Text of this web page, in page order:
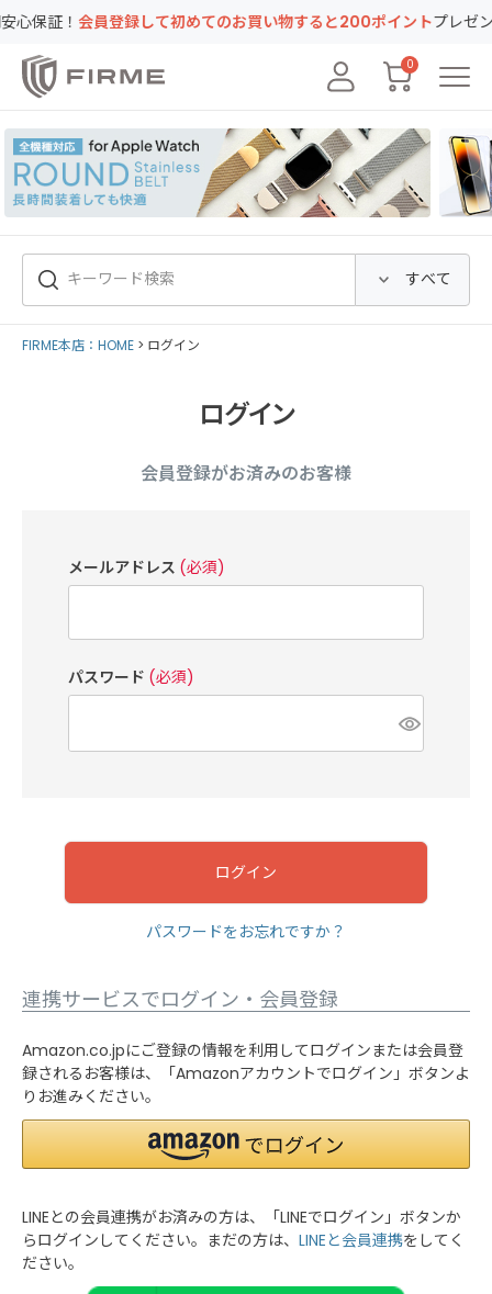
！会員登録して初めてのお買い物すると200ポイントプレゼント！
0
FIRME本店：HOME ログイン
ログイン
会員登録がお済みのお客様
メールアドレス (必須)
パスワード (必須)
ログイン
パスワードをお忘れですか？
連携サービスでログイン・会員登録
Amazon.co.jpにご登録の情報を利用してログインまたは会員登
録されるお客様は、「Amazonアカウントでログイン」ボタンよ
りお進みください。
LINEとの会員連携がお済みの方は、「LINEでログイン」ボタンか
らログインしてください。まだの方は、 LINEと会員連携をしてく
ださい。